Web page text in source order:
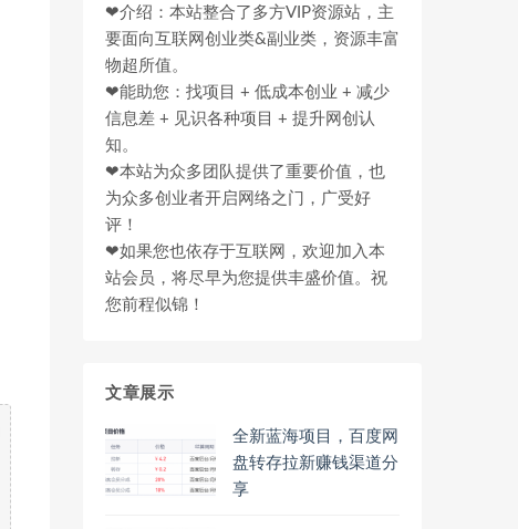
❤介绍：本站整合了多方VIP资源站，主
要面向互联网创业类&副业类，资源丰富
物超所值。
❤能助您：找项目 + 低成本创业 + 减少
信息差 + 见识各种项目 + 提升网创认
知。
❤本站为众多团队提供了重要价值，也
为众多创业者开启网络之门，广受好
评！
❤如果您也依存于互联网，欢迎加入本
站会员，将尽早为您提供丰盛价值。祝
您前程似锦！
文章展示
全新蓝海项目，百度网
盘转存拉新赚钱渠道分
享